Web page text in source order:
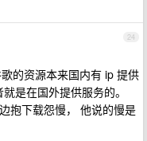
24
的资源本来国内有 ip 提供
是在国外提供服务的。
抱下载怨慢， 他说的慢是